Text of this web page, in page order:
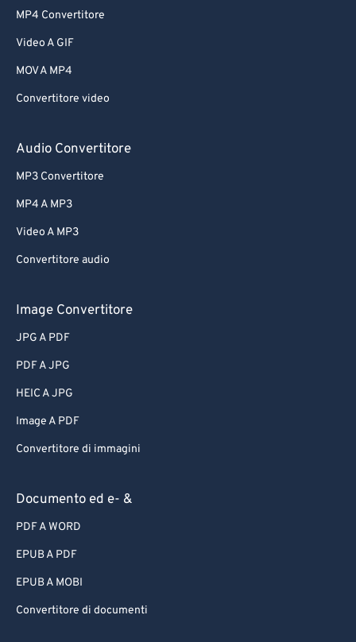
MP4 Convertitore
Video A GIF
MOV A MP4
Convertitore video
Audio Convertitore
MP3 Convertitore
MP4 A MP3
Video A MP3
Convertitore audio
Image Convertitore
JPG A PDF
PDF A JPG
HEIC A JPG
Image A PDF
Convertitore di immagini
Documento ed e- &
PDF A WORD
EPUB A PDF
EPUB A MOBI
Convertitore di documenti